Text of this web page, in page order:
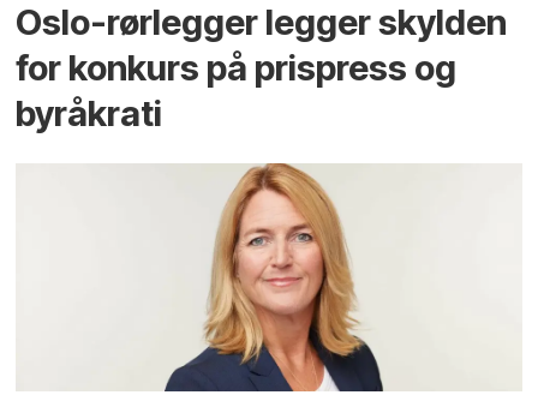
Oslo-rørlegger legger skylden
for konkurs på prispress og
byråkrati